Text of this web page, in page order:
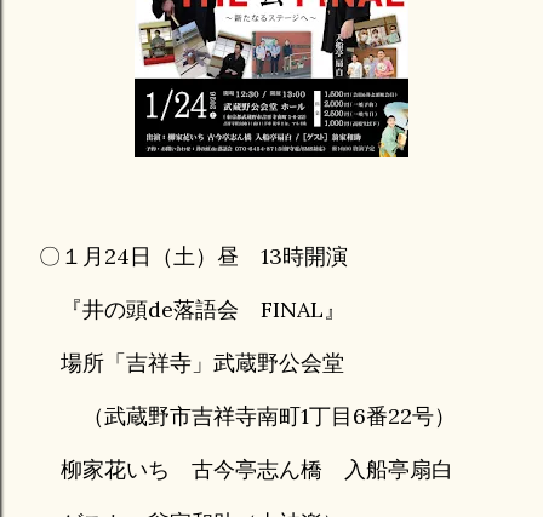
〇１月24日（土）昼 13時開演
『井の頭de落語会 FINAL』
場所「吉祥寺」武蔵野公会堂
（武蔵野市吉祥寺南町1丁目6番22号）
柳家花いち 古今亭志ん橋 入船亭扇白